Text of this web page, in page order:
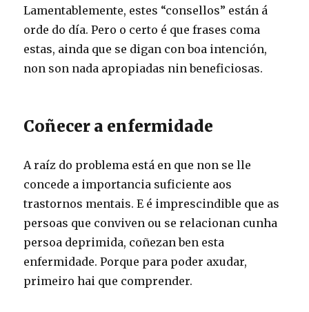
Lamentablemente, estes “consellos” están á
orde do día. Pero o certo é que frases coma
estas, ainda que se digan con boa intención,
non son nada apropiadas nin beneficiosas.
Coñecer a enfermidade
A raíz do problema está en que non se lle
concede a importancia suficiente aos
trastornos mentais. E é imprescindible que as
persoas que conviven ou se relacionan cunha
persoa deprimida, coñezan ben esta
enfermidade. Porque para poder axudar,
primeiro hai que comprender.